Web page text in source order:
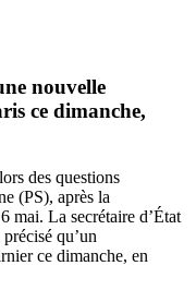
nouvelle
ce dimanche,
des questions
(PS), après la
mai. La secrétaire d’État
qu’un
ce dimanche, en